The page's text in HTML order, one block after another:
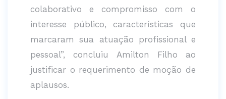
colaborativo e compromisso com o
interesse público, características que
marcaram sua atuação profissional e
pessoal”, concluiu Amilton Filho ao
justificar o requerimento de moção de
aplausos.